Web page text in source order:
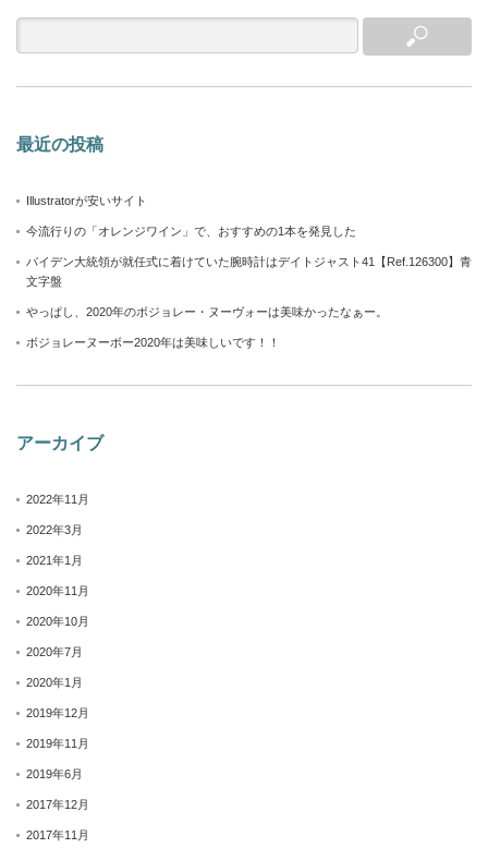
最近の投稿
Illustratorが安いサイト
今流行りの「オレンジワイン」で、おすすめの1本を発見した
バイデン大統領が就任式に着けていた腕時計はデイトジャスト41【Ref.126300】青
文字盤
やっぱし、2020年のボジョレー・ヌーヴォーは美味かったなぁー。
ボジョレーヌーボー2020年は美味しいです！！
アーカイブ
2022年11月
2022年3月
2021年1月
2020年11月
2020年10月
2020年7月
2020年1月
2019年12月
2019年11月
2019年6月
2017年12月
2017年11月